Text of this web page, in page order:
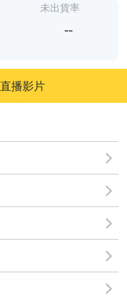
未出貨率
--
直播影片